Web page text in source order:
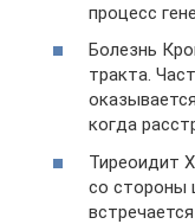
процесс
Болезнь
тракта.
когда
Тиреоидит
со стороны